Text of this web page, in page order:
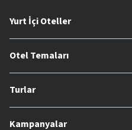
Yurt İçi Oteller
Otel Temaları
Turlar
Kampanyalar